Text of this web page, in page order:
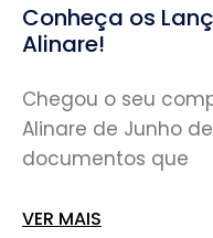
Conheça os
Alinare!
Chegou o seu
Alinare de Junho
documentos que
VER MAIS